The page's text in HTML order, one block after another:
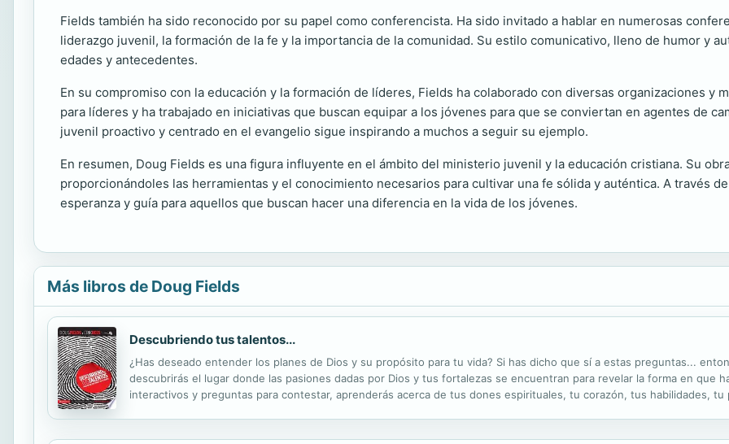
Fields también ha sido reconocido por su papel como conferencista. Ha sido invitado a hablar en numerosas
liderazgo juvenil, la formación de la fe y la importancia de la comunidad. Su estilo comunicativo, lleno de humor y
edades y antecedentes.
En su compromiso con la educación y la formación de líderes, Fields ha colaborado con diversas organizaciones y
para líderes y ha trabajado en iniciativas que buscan equipar a los jóvenes para que se conviertan en agentes de
juvenil proactivo y centrado en el evangelio sigue inspirando a muchos a seguir su ejemplo.
En resumen, Doug Fields es una figura influyente en el ámbito del ministerio juvenil y la educación cristiana. Su
proporcionándoles las herramientas y el conocimiento necesarios para cultivar una fe sólida y auténtica. A través
esperanza y guía para aquellos que buscan hacer una diferencia en la vida de los jóvenes.
Más libros de Doug Fields
Descubriendo tus talentos...
¿Has deseado entender los planes de Dios y su propósito para tu vida? Si has dicho que sí a estas preguntas...
descubrirás el lugar donde las pasiones dadas por Dios y tus fortalezas se encuentran para revelar la forma en que
interactivos y preguntas para contestar, aprenderás acerca de tus dones espirituales, tu corazón, tus habilidades,